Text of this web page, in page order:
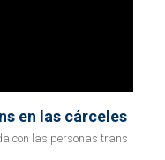
en las cárceles
con las personas trans